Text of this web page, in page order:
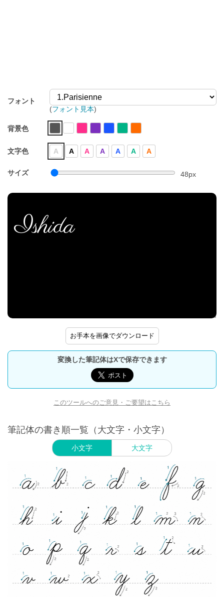
フォント
(フォント見本)
背景色
文字色 A A A A A A A
サイズ 48px
お手本を画像でダウンロード
変換した筆記体はXで保存できます
このツールへのご意見・ご要望はこちら
筆記体の書き順一覧（大文字・小文字）
小文字 大文字